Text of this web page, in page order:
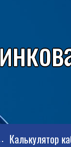
Калькулятор